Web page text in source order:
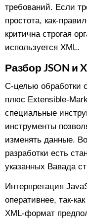
требований. Если
простота, как-
критична строгая
используется XML.
Разбор JSON и
С-целью обработки
плюс Extensible-
специальные
инструменты
изменять данные.
разработки есть
указанных Вавада
Интерпретация
оперативнее, так-
XML-формат